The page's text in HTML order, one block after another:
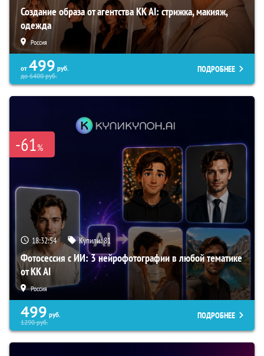
Создание образа от агентства KK AI: стрижка, макияж,
одежда
Россия
от 499 руб.
до6400руб.
ПОДРОБНЕЕ
-61%
18:32:53 Купили:81
Фотосессия с ИИ: 3 нейрофотографии в любой тематике
от KK AI
Россия
499 руб.
1290руб.
ПОДРОБНЕЕ